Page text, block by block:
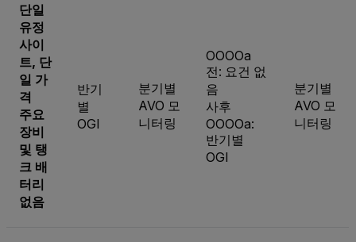
단일
유정
사이
트, 단
일 가
격
주요
장비
및 탱
크 배
터리
없음
반기
별
OGI
분기별
AVO 모
니터링
OOOOa
전: 요건 없
음
사후
OOOOa:
반기별
OGI
분기별
AVO 모
니터링